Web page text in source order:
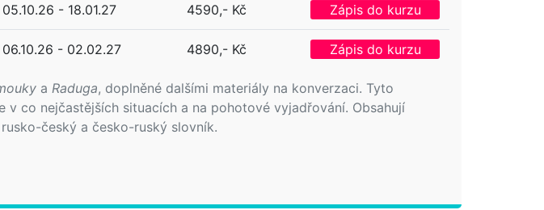
a Raduga, doplněné dalšími materiály na konverzaci. Tyto
co nejčastějších situacích a na pohotové vyjadřování. Obsahují
český a česko-ruský slovník.
05.10.26 - 18.01.27 4590,- Kč Zápis do kurzu
06.10.26 - 02.02.27 4890,- Kč Zápis do kurzu